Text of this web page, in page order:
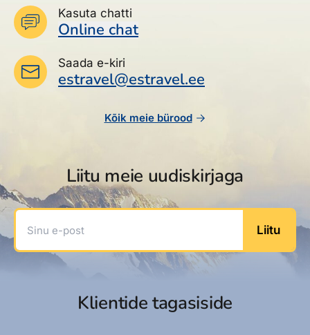
Kasuta chatti
Online chat
Saada e-kiri
estravel@estravel.ee
Kõik meie bürood
Liitu meie uudiskirjaga
Sinu e-post
Liitu
Klientide tagasiside